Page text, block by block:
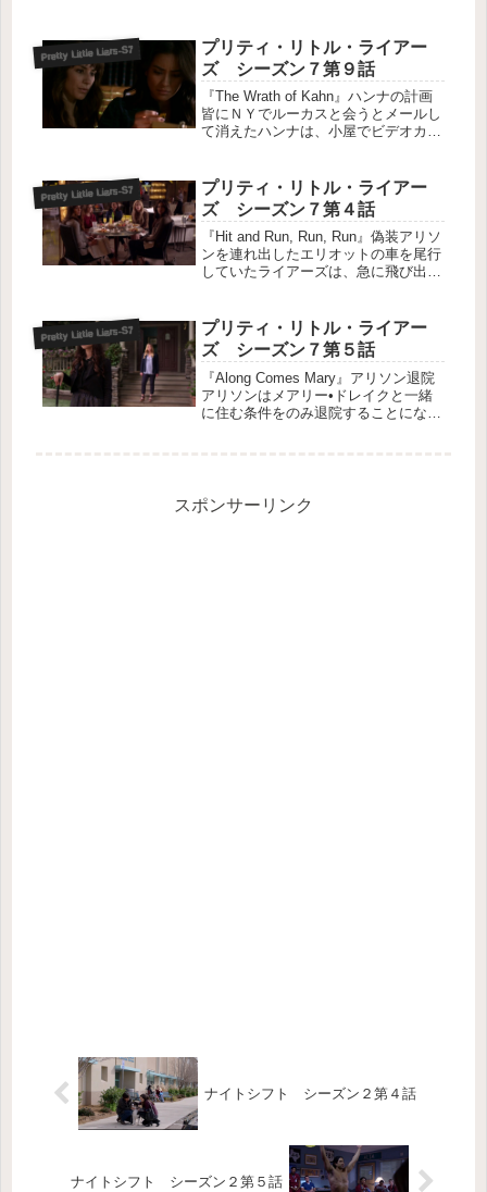
女の元にグルンワルドがあらわれる。
ハンナとケイレブの周りに暗...
Pretty Little Liars-S7
プリティ・リトル・ライアー
ズ シーズン７第９話
『The Wrath of Kahn』ハンナの計画
皆にＮＹでルーカスと会うとメールし
て消えたハンナは、小屋でビデオカメ
チャーが数日前にフランスに渡ったと
いう情報が入ったため...
Pretty Little Liars-S7
プリティ・リトル・ライアー
ズ シーズン７第４話
『Hit and Run, Run, Run』偽装アリソ
ンを連れ出したエリオットの車を尾行
していたライアーズは、急に飛び出し
掘る３人。近くで呆然とするアリソン
と、運転席でシ...
Pretty Little Liars-S7
プリティ・リトル・ライアー
ズ シーズン７第５話
『Along Comes Mary』アリソン退院
アリソンはメアリー•ドレイクと一緒
に住む条件をのみ退院することになっ
スポンサーリンク
ナイトシフト シーズン２第４話
ナイトシフト シーズン２第５話